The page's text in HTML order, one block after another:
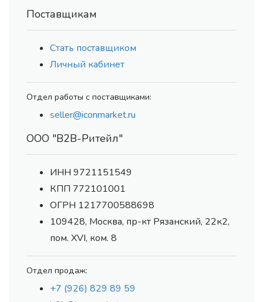
Поставщикам
Стать поставщиком
Личный кабинет
Отдел работы с поставщиками:
seller@iconmarket.ru
ООО "В2В-Ритейл"
ИНН 9721151549
КПП 772101001
ОГРН 1217700588698
109428, Москва, пр-кт Рязанский, 22к2,
пом. XVI, ком. 8
Отдел продаж:
+7 (926) 829 89 59